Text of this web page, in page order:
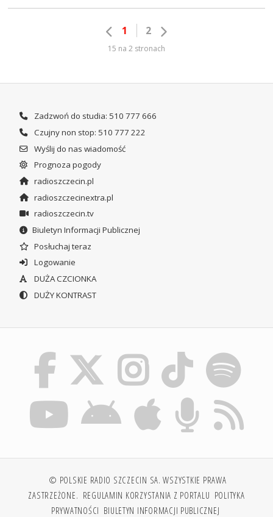
1 2
15 na 2 stronach
Zadzwoń do studia: 510 777 666
Czujny non stop: 510 777 222
Wyślij do nas wiadomość
Prognoza pogody
radioszczecin.pl
radioszczecinextra.pl
radioszczecin.tv
Biuletyn Informacji Publicznej
Posłuchaj teraz
Logowanie
DUŻA CZCIONKA
DUŻY KONTRAST
© POLSKIE RADIO SZCZECIN SA. WSZYSTKIE PRAWA
ZASTRZEŻONE. REGULAMIN KORZYSTANIA Z PORTALU POLITYKA
PRYWATNOŚCI BIULETYN INFORMACJI PUBLICZNEJ